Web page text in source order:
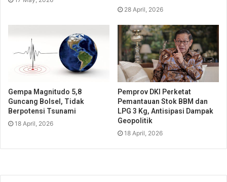
28 April, 2026
Gempa Magnitudo 5,8
Guncang Bolsel, Tidak
Berpotensi Tsunami
18 April, 2026
Pemprov DKI Perketat
Pemantauan Stok BBM dan
LPG 3 Kg, Antisipasi Dampak
Geopolitik
18 April, 2026